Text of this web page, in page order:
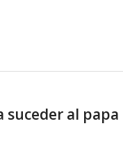
suceder al papa